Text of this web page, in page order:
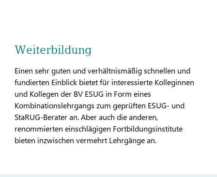
Weiterbildung
Einen sehr guten und verhältnismäßig schnellen und
fundierten Einblick bietet für interessierte Kolleginnen
und Kollegen der BV ESUG in Form eines
Kombinationslehrgangs zum geprüften ESUG- und
StaRUG-Berater an. Aber auch die anderen,
renommierten einschlägigen Fortbildungsinstitute
bieten inzwischen vermehrt Lehrgänge an.